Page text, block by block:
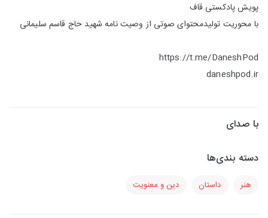
پویش پادکستی قاف
با محوریت تولیدمحتوای صوتی از وصیت نامه شهید حاج قاسم سلیمانی
https://t.me/DaneshPod
daneshpod.ir
با صدای
دسته بندی‌ها
هنر داستان دین و معنویت